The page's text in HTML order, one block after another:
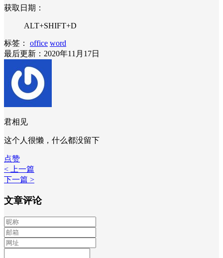
获取日期：
ALT+SHIFT+D
标签： office word
最后更新：2020年11月17日
君相见
这个人很懒，什么都没留下
点赞
< 上一篇
下一篇 >
文章评论